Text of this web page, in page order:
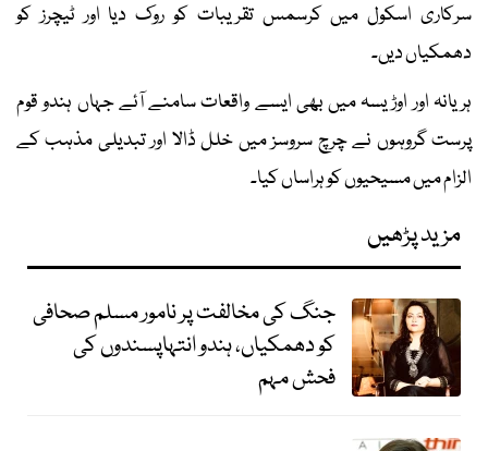
سرکاری اسکول میں کرسمس تقریبات کو روک دیا اور ٹیچرز کو
دھمکیاں دیں۔
ہریانہ اور اوڑیسہ میں بھی ایسے واقعات سامنے آئے جہاں ہندو قوم
پرست گروہوں نے چرچ سروسز میں خلل ڈالا اور تبدیلی مذہب کے
الزام میں مسیحیوں کو ہراساں کیا۔
مزید پڑھیں
جنگ کی مخالفت پر نامور مسلم صحافی
کو دھمکیاں، ہندو انتہاپسندوں کی
فحش مہم